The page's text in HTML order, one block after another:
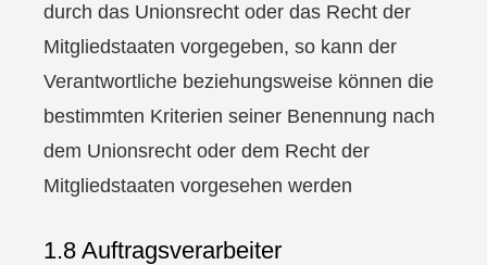
durch das Unionsrecht oder das Recht der
Mitgliedstaaten vorgegeben, so kann der
Verantwortliche beziehungsweise können die
bestimmten Kriterien seiner Benennung nach
dem Unionsrecht oder dem Recht der
Mitgliedstaaten vorgesehen werden
1.8 Auftragsverarbeiter